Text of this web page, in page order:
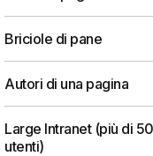
Briciole di pane
Autori di una pagina
Large Intranet (più di
utenti)